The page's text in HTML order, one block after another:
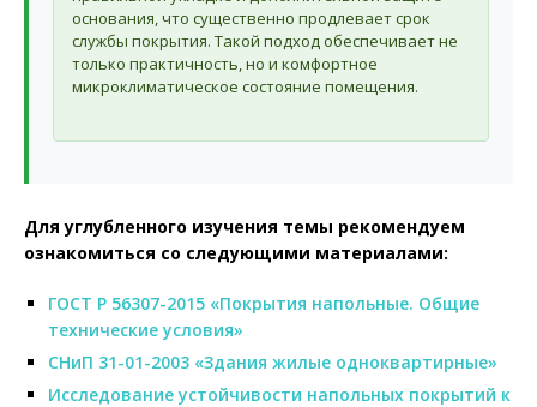
основания, что существенно продлевает срок
службы покрытия. Такой подход обеспечивает не
только практичность, но и комфортное
микроклиматическое состояние помещения.
Для углубленного изучения темы рекомендуем
ознакомиться со следующими материалами:
ГОСТ Р 56307-2015 «Покрытия напольные. Общие
технические условия»
СНиП 31-01-2003 «Здания жилые одноквартирные»
Исследование устойчивости напольных покрытий к